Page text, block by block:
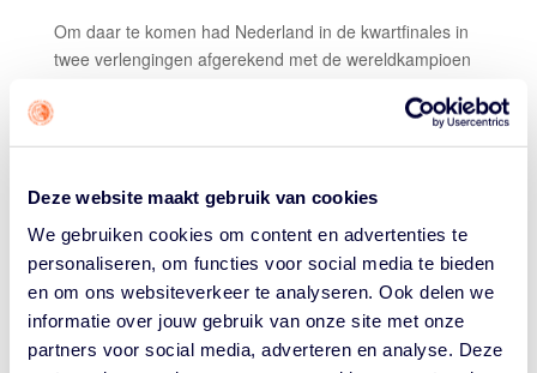
Deze website maakt gebruik van cookies
We gebruiken cookies om content en advertenties te
personaliseren, om functies voor social media te bieden
en om ons websiteverkeer te analyseren. Ook delen we
informatie over jouw gebruik van onze site met onze
partners voor social media, adverteren en analyse. Deze
Om daar te komen had Nederland in de kwartfinales in
twee verlengingen afgerekend met de wereldkampioen
Myrthe den Heeten, Laura Westerik, Janiek van Veen,
Janine Guyt, Jill Bettonvil, Richelle van der Keyl en Jade
Het lot leek het team van coach Mitchell Lieveld
aanvankelijk niet gunstig gezind, want de loting had de
Nederlandse vrouwen gekoppeld aan ‘I can Play’, de
regerend wereldkampioen Streetbal, met de Franse
topper Lisa Berkani in de gelederen. Maar de
Nederlandse ploeg liet zich niet uit het veld slaan en